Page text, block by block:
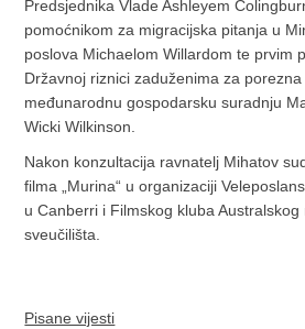
Predsjednika Vlade Ashleyem
pomoćnikom za migracijska pitanja u
poslova Michaelom Willardom te prvim
Državnoj riznici zaduženima za
međunarodnu gospodarsku suradnju
Wicki Wilkinson.
Nakon konzultacija ravnatelj Mihatov
filma „Murina“ u organizaciji
u Canberri i Filmskog kluba Australskog
sveučilišta.
Pisane vijesti